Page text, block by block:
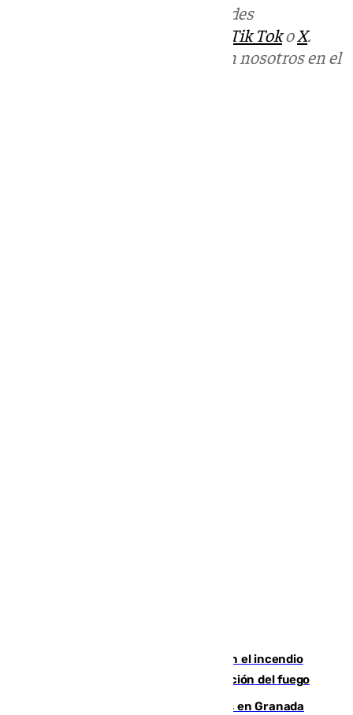
en las redes
Tik TokoX.
Puedes ponerte en contacto con nosotros en el
Activado el nivel 2 de emergencia en el incendio
forestal de Niebla por la compleja evolución del fuego
Controlado un incendio de rastrojos en Granada